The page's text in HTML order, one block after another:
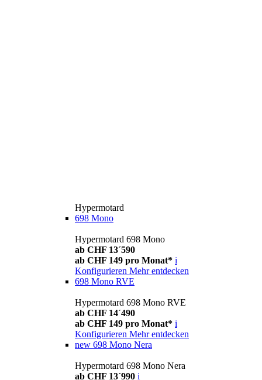
Hypermotard
698 Mono
Hypermotard 698 Mono
ab CHF 13´590
ab CHF 149 pro Monat* i
Konfigurieren Mehr entdecken
698 Mono RVE
Hypermotard 698 Mono RVE
ab CHF 14´490
ab CHF 149 pro Monat* i
Konfigurieren Mehr entdecken
new 698 Mono Nera
Hypermotard 698 Mono Nera
ab CHF 13´990 i